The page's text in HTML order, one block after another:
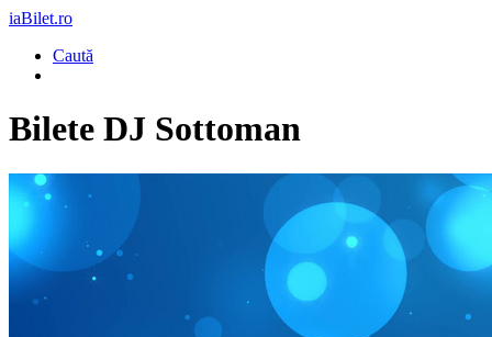
iaBilet.ro
Caută
Bilete DJ Sottoman